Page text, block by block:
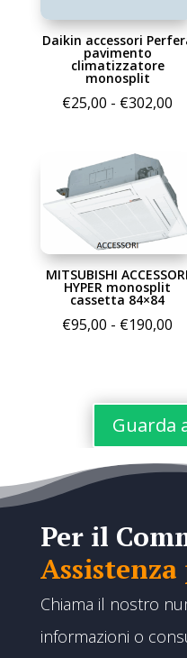
Daikin accessori
pavimento
climatizzatore
monosplit
€25,00 - €302,00
a
MITSUBISHI ACCESSORI
HYPER monosplit
cassetta 84×84
€95,00 - €190,00
Guarda
Per il
Chiama il nostro
informazioni o